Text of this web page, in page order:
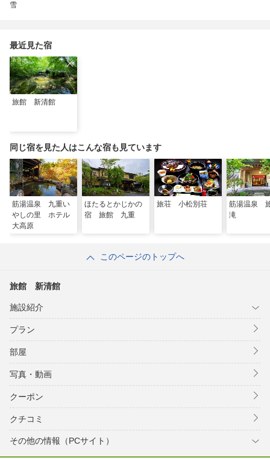
雪
最近見た宿
旅館 新清館
同じ宿を見た人はこんな宿も見ています
筋湯温泉 九重い
やしの里 ホテル
大高原
ほたるとかじかの
宿 旅館 九重
旅荘 小松別荘
筋湯温泉
滝
このページのトップへ
旅館 新清館
施設紹介
プラン
部屋
写真・動画
クーポン
クチコミ
その他の情報（PCサイト）